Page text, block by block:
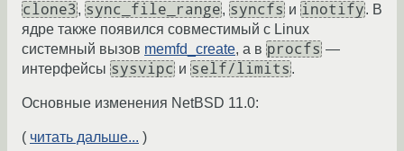
clone3, sync_file_range, syncfs и inotify. В
ядре также появился совместимый с Linux
системный вызов memfd_create, а в procfs —
интерфейсы sysvipc и self/limits .
Основные изменения NetBSD 11.0:
( читать дальше... )